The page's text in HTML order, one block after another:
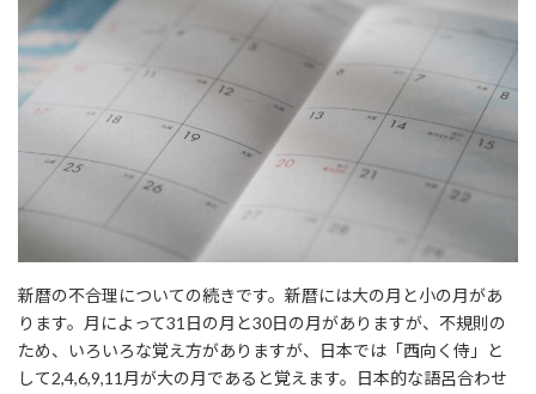
新暦の不合理についての続きです。新暦には大の月と小の月があ
ります。月によって31日の月と30日の月がありますが、不規則の
ため、いろいろな覚え方がありますが、日本では「西向く侍」と
して2,4,6,9,11月が大の月であると覚えます。日本的な語呂合わせ